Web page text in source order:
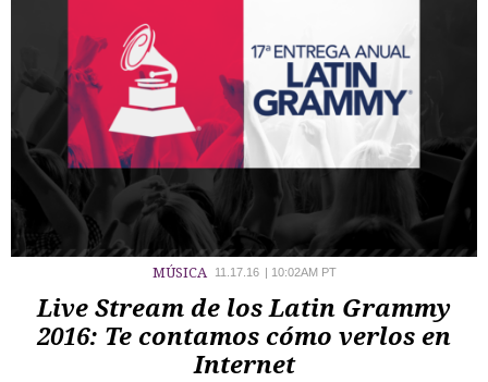
MÚSICA 11.17.16 | 10:02AM PT
Live Stream de los Latin Grammy
2016: Te contamos cómo verlos en
Internet